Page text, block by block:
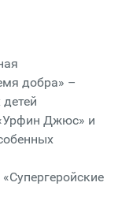
добра» –
Джюс» и